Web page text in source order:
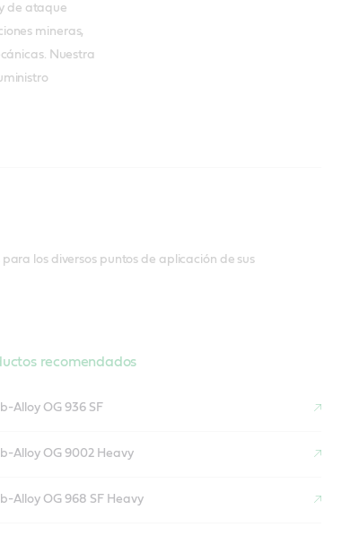
de ataque
mineras,
Nuestra
los diversos puntos de aplicación de sus
recomendados
Alloy OG 936 SF
Alloy OG 9002 Heavy
Alloy OG 968 SF Heavy